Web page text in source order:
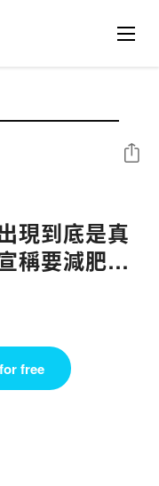
現到底是真
稱要減肥跟
假的一樣
Share
free